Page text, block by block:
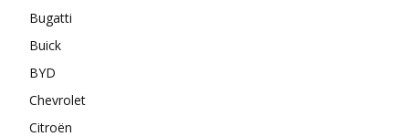
Bugatti
Buick
BYD
Chevrolet
Citroën